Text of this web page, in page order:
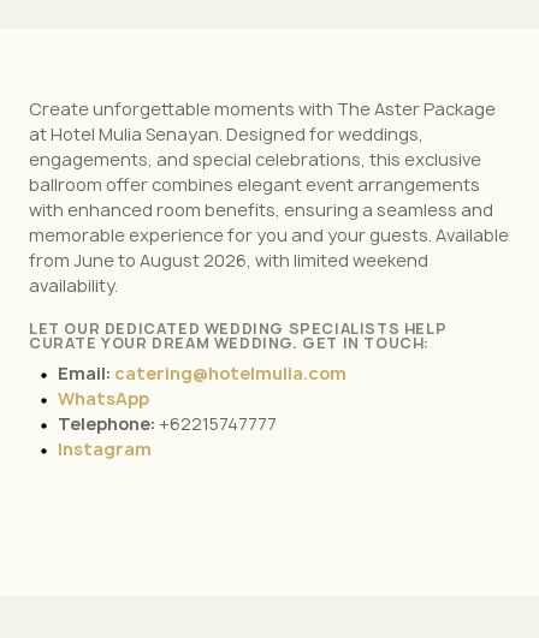
Create unforgettable moments with The Aster Package
at Hotel Mulia Senayan. Designed for weddings,
engagements, and special celebrations, this exclusive
ballroom offer combines elegant event arrangements
with enhanced room benefits, ensuring a seamless and
memorable experience for you and your guests. Available
from June to August 2026, with limited weekend
availability.
LET OUR DEDICATED WEDDING SPECIALISTS HELP
CURATE YOUR DREAM WEDDING. GET IN TOUCH:
Email: catering@hotelmulia.com
WhatsApp
Telephone: +62215747777
Instagram